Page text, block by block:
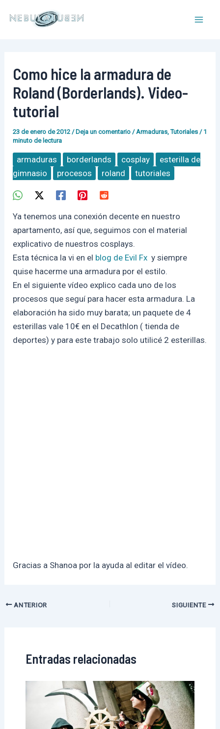
Como hice la armadura de
Roland (Borderlands). Video-
tutorial
23 de enero de 2012/ Deja un comentario /Armaduras,Tutoriales / 1
minuto de lectura
armaduras borderlands cosplay
esterilla de
gimnasio
procesos roland tutoriales
Ya tenemos una conexión decente en nuestro
apartamento, así que, seguimos con el material
explicativo de nuestros cosplays.
Esta técnica la vi en el blog de Evil Fx y siempre
quise hacerme una armadura por el estilo.
En el siguiente vídeo explico cada uno de los
procesos que seguí para hacer esta armadura. La
elaboración ha sido muy barata; un paquete de 4
esterillas vale 10€ en el Decathlon ( tienda de
deportes) y para este trabajo solo utilicé 2 esterillas.
Gracias a Shanoa por la ayuda al editar el vídeo.
Navegación
ANTERIOR SIGUIENTE
Entradas relacionadas